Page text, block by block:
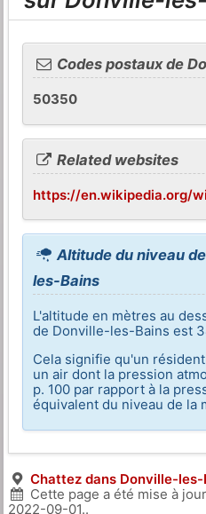
Codes postaux de
50350
Related websites
https://en.wikipedia.org/
Altitude du niveau
les-Bains
L'altitude en mètres au
de Donville-les-Bains est
Cela signifie qu'un
un air dont la pression
p. 100 par rapport à la
équivalent du niveau de la
Chattez dans Donville-
Cette page a été mise à
2022-09-01..